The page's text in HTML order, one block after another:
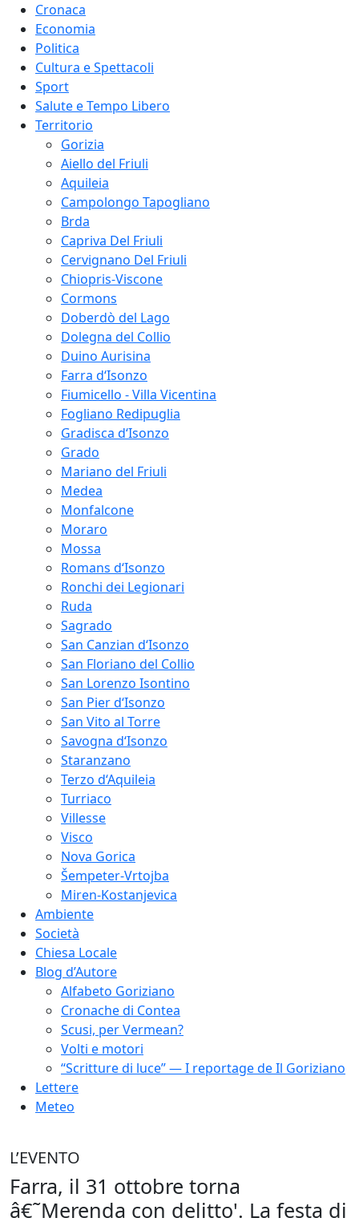
Cronaca
Economia
Politica
Cultura e Spettacoli
Sport
Salute e Tempo Libero
Territorio
Gorizia
Aiello del Friuli
Aquileia
Campolongo Tapogliano
Brda
Capriva Del Friuli
Cervignano Del Friuli
Chiopris-Viscone
Cormons
Doberdò del Lago
Dolegna del Collio
Duino Aurisina
Farra d‘Isonzo
Fiumicello - Villa Vicentina
Fogliano Redipuglia
Gradisca d‘Isonzo
Grado
Mariano del Friuli
Medea
Monfalcone
Moraro
Mossa
Romans d‘Isonzo
Ronchi dei Legionari
Ruda
Sagrado
San Canzian d‘Isonzo
San Floriano del Collio
San Lorenzo Isontino
San Pier d‘Isonzo
San Vito al Torre
Savogna d‘Isonzo
Staranzano
Terzo d‘Aquileia
Turriaco
Villesse
Visco
Nova Gorica
Šempeter-Vrtojba
Miren-Kostanjevica
Ambiente
Società
Chiesa Locale
Blog d’Autore
Alfabeto Goriziano
Cronache di Contea
Scusi, per Vermean?
Volti e motori
“Scritture di luce” — I reportage de Il Goriziano
Lettere
Meteo
L’EVENTO
Farra, il 31 ottobre torna
â€˜Merenda con delitto'. La festa di